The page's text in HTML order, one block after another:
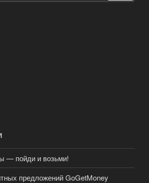
— пойди и возьми!
предложений GoGetMoney